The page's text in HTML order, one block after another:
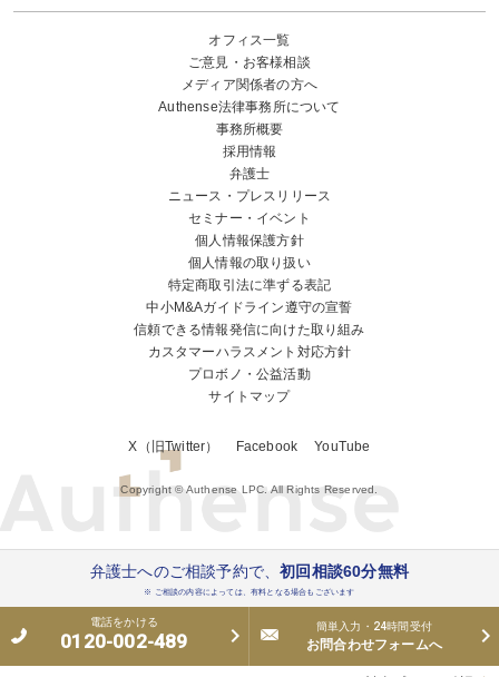
弁護士へのご相談予約で、初回相談60分無料
※ ご相談の内容によっては、有料となる場合もございます
電話をかける
0120-002-489
簡単入力・24時間受付
お問合わせフォームへ
オフィス一覧
ご意見・お客様相談
メディア関係者の方へ
Authense法律事務所について
事務所概要
採用情報
弁護士
ニュース・プレスリリース
セミナー・イベント
個人情報保護方針
個人情報の取り扱い
特定商取引法に準ずる表記
中小M&Aガイドライン遵守の宣誓
信頼できる情報発信に向けた取り組み
カスタマーハラスメント対応方針
プロボノ・公益活動
サイトマップ
X（旧Twitter） Facebook YouTube
Copyright © Authense LPC. All Rights Reserved.